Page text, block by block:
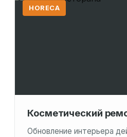
HORECA
Косметический
Обновление интерьера